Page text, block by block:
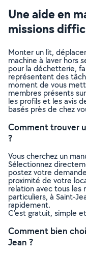
Une aide en
missions
Monter un lit,
machine à laver hors
pour la déchetterie,
représentent des
moment de vous
membres présents
les profils et les avis
basés près de chez
Comment trouver
?
Vous cherchez un
Sélectionnez
postez votre
proximité de votre
relation avec tous les
particuliers, à Saint-
rapidement.
C’est gratuit, simple
Comment bien
Jean ?